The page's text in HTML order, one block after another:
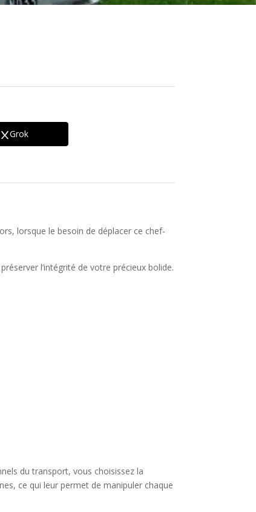
Grok
lorsque le besoin de déplacer ce chef-
l’intégrité de votre précieux bolide.
du transport, vous choisissez la
ce qui leur permet de manipuler chaque